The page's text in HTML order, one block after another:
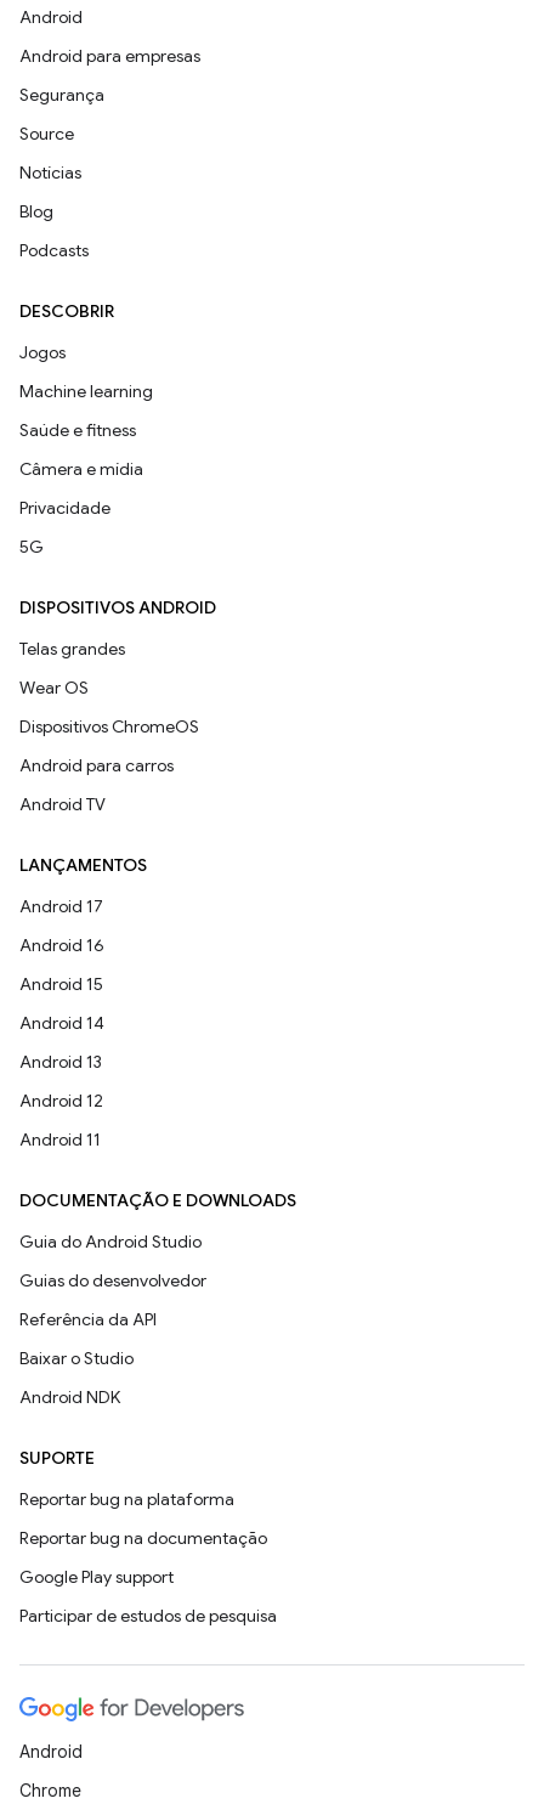
Android
Android para empresas
Segurança
Source
Notícias
Blog
Podcasts
DESCOBRIR
Jogos
Machine learning
Saúde e fitness
Câmera e mídia
Privacidade
5G
DISPOSITIVOS ANDROID
Telas grandes
Wear OS
Dispositivos ChromeOS
Android para carros
Android TV
LANÇAMENTOS
Android 17
Android 16
Android 15
Android 14
Android 13
Android 12
Android 11
DOCUMENTAÇÃO E DOWNLOADS
Guia do Android Studio
Guias do desenvolvedor
Referência da API
Baixar o Studio
Android NDK
SUPORTE
Reportar bug na plataforma
Reportar bug na documentação
Google Play support
Participar de estudos de pesquisa
Android
Chrome